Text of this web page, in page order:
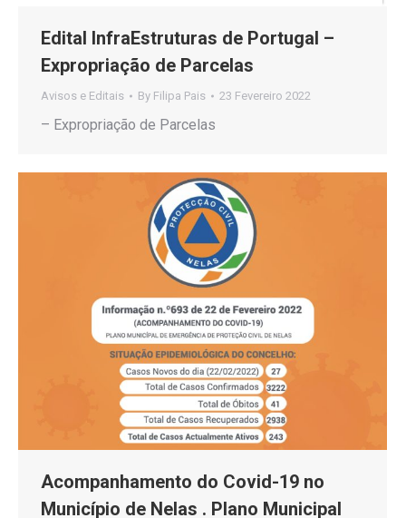
Edital InfraEstruturas de Portugal –
Expropriação de Parcelas
Avisos e Editais By Filipa Pais 23 Fevereiro 2022
– Expropriação de Parcelas
Acompanhamento do Covid-19 no
Município de Nelas . Plano Municipal